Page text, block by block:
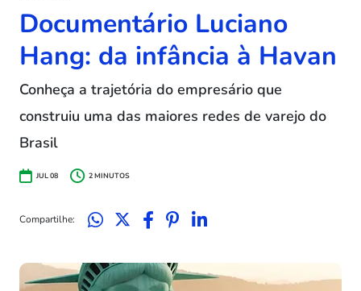
Documentário Luciano
Hang: da infância à Havan
Conheça a trajetória do empresário que
construiu uma das maiores redes de varejo do
Brasil
JUL 08 2MINUTOS
Compartilhe: